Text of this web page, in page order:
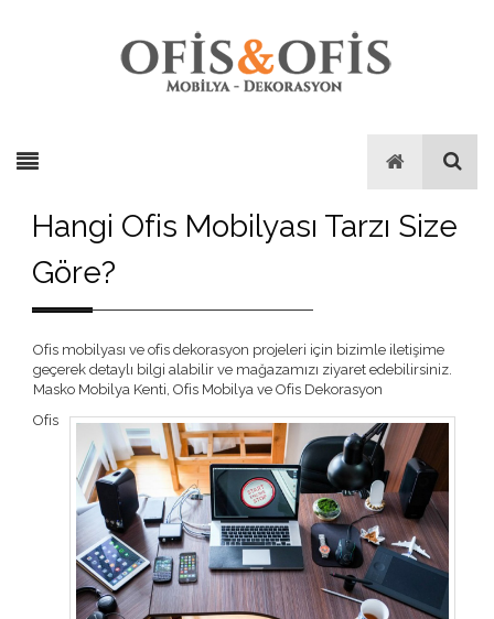
Hangi Ofis Mobilyası Tarzı Size
Göre?
Ofis mobilyası ve ofis dekorasyon projeleri için bizimle iletişime
geçerek detaylı bilgi alabilir ve mağazamızı ziyaret edebilirsiniz.
Masko Mobilya Kenti, Ofis Mobilya ve Ofis Dekorasyon
Ofis